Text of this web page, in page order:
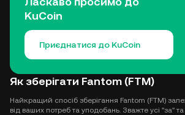
KuCoin
Приєднатися до KuCoin
Як зберігати Fantom (FTM)
Найкращий спосіб зберігання Fantom (FTM)
від ваших потреб та уподобань. Зважте усі "за" та